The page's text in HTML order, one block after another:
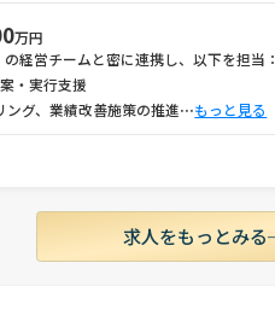
万円
経営チームと密に連携し、以下を担当：
・実行支援
ング、業績改善施策の推進⋯もっと見る
求人をもっとみる